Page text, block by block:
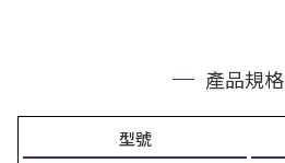
產品規格
型號